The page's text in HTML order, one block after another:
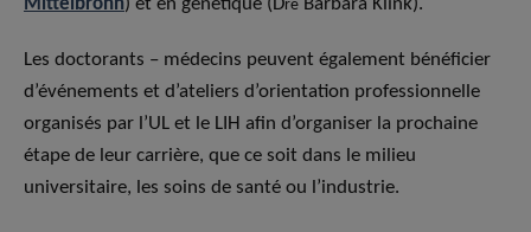
Mittelbronn) et en génétique (Dre Barbara Klink).
Les doctorants – médecins peuvent également bénéficier
d’événements et d’ateliers d’orientation professionnelle
organisés par l’UL et le LIH afin d’organiser la prochaine
étape de leur carrière, que ce soit dans le milieu
universitaire, les soins de santé ou l’industrie.